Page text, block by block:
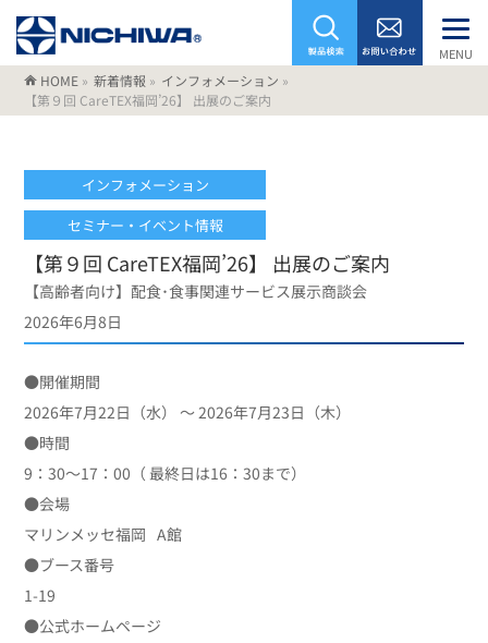
MENU
HOME » 新着情報 » インフォメーション »
【第９回 CareTEX福岡’26】 出展のご案内
インフォメーション
セミナー・イベント情報
【第９回 CareTEX福岡’26】 出展のご案内
【高齢者向け】配食･食事関連サービス展示商談会
2026年6月8日
●開催期間
2026年7月22日（水） ～ 2026年7月23日（木）
●時間
9：30～17：00（ 最終日は16：30まで）
●会場
マリンメッセ福岡 A館
●ブース番号
1-19
●公式ホームページ